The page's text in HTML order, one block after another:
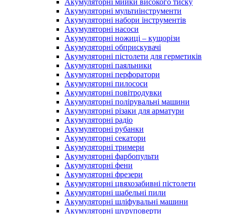
Акумуляторні мийки високого тиску
Акумуляторні мультиінструменти
Акумуляторні набори інструментів
Акумуляторні насоси
Акумуляторні ножиці – кущорізи
Акумуляторні обприскувачі
Акумуляторні пістолети для герметиків
Акумуляторні паяльники
Акумуляторні перфоратори
Акумуляторні пилососи
Акумуляторні повітродувки
Акумуляторні полірувальні машини
Акумуляторні різаки для арматури
Акумуляторні радіо
Акумуляторні рубанки
Акумуляторні секатори
Акумуляторні тримери
Акумуляторні фарбопульти
Акумуляторні фени
Акумуляторні фрезери
Акумуляторні цвяхозабивні пістолети
Акумуляторні шабельні пили
Акумуляторні шліфувальні машини
Акумуляторні шуруповерти